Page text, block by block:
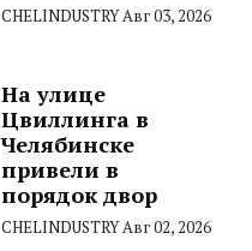
CHELINDUSTRYАвг 03, 2026
На улице
Цвиллинга в
Челябинске
привели в
порядок двор
CHELINDUSTRYАвг 02, 2026